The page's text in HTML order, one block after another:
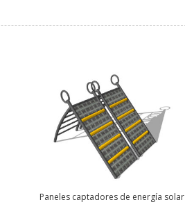
Paneles captadores de energía solar